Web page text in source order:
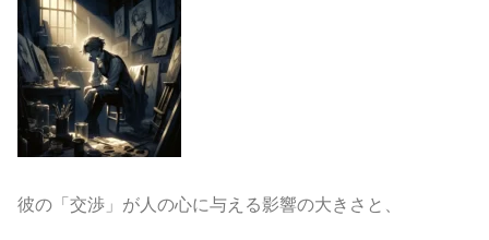
彼の「交渉」が人の心に与える影響の大きさと、